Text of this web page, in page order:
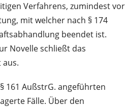
Verfahrens, zumindest vor
mit welcher nach § 174
beendet ist.
Novelle schließt das
161 AußstrG. angeführten
Fälle. Über den